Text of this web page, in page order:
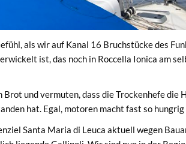
als wir auf Kanal 16 Bruchstücke des
ist, das noch in Roccella Ionica am
und vermuten, dass die Trockenhefe die
hat. Egal, motoren macht fast so
Santa Maria di Leuca aktuell wegen